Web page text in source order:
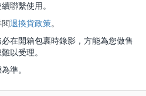
聯繫使用。
退換貨政策。
在開箱包裹時錄影，方能為您做售
以受理。
準。